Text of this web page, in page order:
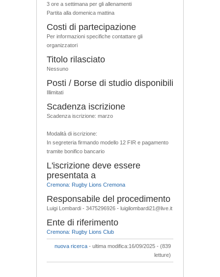
3 ore a settimana per gli allenamenti
Partita alla domenica mattina
Costi di partecipazione
Per informazioni specifiche contattare gli
organizzatori
Titolo rilasciato
Nessuno
Posti / Borse di studio disponibili
Illimitati
Scadenza iscrizione
Scadenza iscrizione: marzo
Modalità di iscrizione:
In segreteria firmando modello 12 FIR e pagamento
tramite bonifico bancario
L'iscrizione deve essere
presentata a
Cremona: Rugby Lions Cremona
Responsabile del procedimento
Luigi Lombardi - 3475296926 - luigilombardi21@live.it
Ente di riferimento
Cremona: Rugby Lions Club
nuova ricerca - ultima modifica:16/09/2025 - (839
letture)